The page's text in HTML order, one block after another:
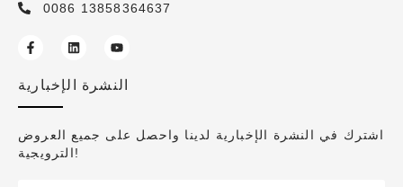
0086 13858364637
النشرة الإخبارية
اشترك في النشرة الإخبارية لدينا واحصل على جميع العروض
الترويجية!